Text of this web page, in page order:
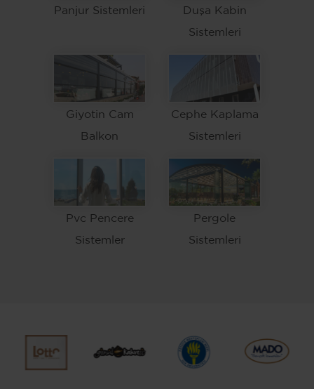
Panjur Sistemleri
Duşa Kabin
Sistemleri
Giyotin Cam
Balkon
Cephe Kaplama
Sistemleri
Pvc Pencere
Sistemler
Pergole
Sistemleri